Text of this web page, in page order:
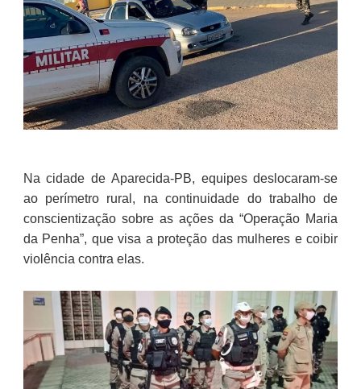
Na cidade de Aparecida-PB, equipes deslocaram-se
ao perímetro rural, na continuidade do trabalho de
conscientização sobre as ações da “Operação Maria
da Penha”, que visa a proteção das mulheres e coibir
violência contra elas.